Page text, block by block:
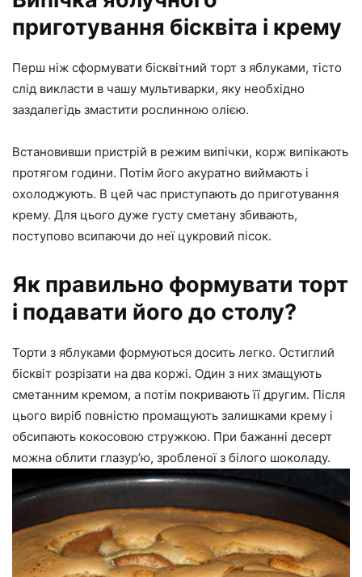
приготування бісквіта і крему
Перш ніж сформувати бісквітний торт з яблуками, тісто
слід викласти в чашу мультиварки, яку необхідно
заздалегідь змастити рослинною олією.
Встановивши пристрій в режим випічки, корж випікають
протягом години. Потім його акуратно виймають і
охолоджують. В цей час приступають до приготування
крему. Для цього дуже густу сметану збивають,
поступово всипаючи до неї цукровий пісок.
Як правильно формувати торт
і подавати його до столу?
Торти з яблуками формуються досить легко. Остиглий
бісквіт розрізати на два коржі. Один з них змащують
сметанним кремом, а потім покривають її другим. Після
цього виріб повністю промащують залишками крему і
обсипають кокосовою стружкою. При бажанні десерт
можна облити глазур’ю, зробленої з білого шоколаду.